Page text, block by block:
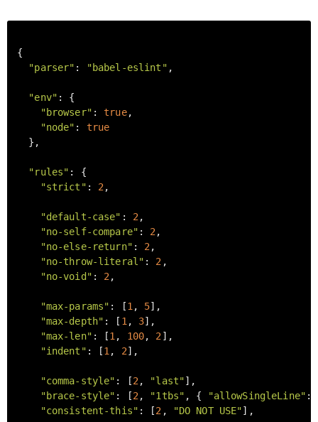
{
"parser" : "babel-eslint" ,
"env" : {
"browser" : true,
"node" : true
  },
"rules" : {
"strict" : 2,
"default-case" : 2,
"no-self-compare" : 2,
"no-else-return" : 2,
"no-throw-literal" : 2 ,
"no-void" : 2,
"max-params" : [1, 5],
"max-depth" : [ 1, 3],
"max-len" : [1, 100, 2],
"indent" : [1, 2],
"comma-style" : [2, "last"],
"brace-style" : [2, "1tbs" , { "allowSingleLine" :
"consistent-this" : [2 , "DO NOT USE"],